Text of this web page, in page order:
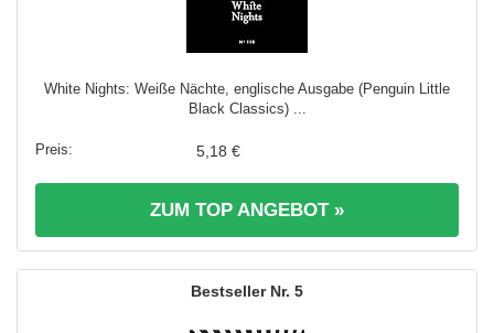
White Nights: Weiße Nächte, englische Ausgabe (Penguin Little
Black Classics) ...
5,18 €
ZUM TOP ANGEBOT »
5